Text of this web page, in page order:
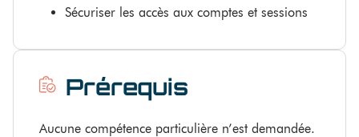
Sécuriser les accès aux comptes et sessions
Prérequis
Aucune compétence particulière n’est demandée.